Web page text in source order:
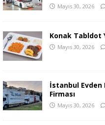
Mayıs 30, 2026
Konak Tabldot
Mayıs 30, 2026
İstanbul Evden
Firması
Mayıs 30, 2026